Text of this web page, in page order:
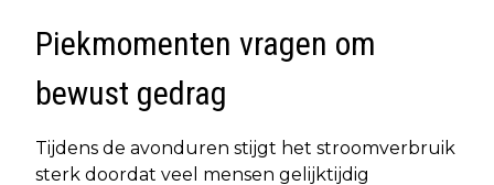
Piekmomenten vragen om
bewust gedrag
Tijdens de avonduren stijgt het stroomverbruik
sterk doordat veel mensen gelijktijdig